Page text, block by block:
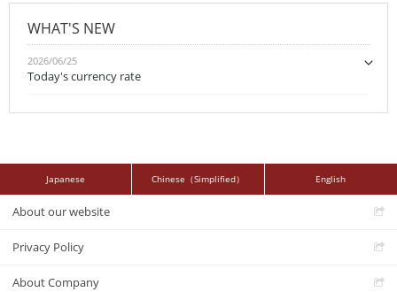
WHAT'S NEW
2026/06/25
Today's currency rate
Japanese Chinese（Simplified） English
About our website
Privacy Policy
About Company